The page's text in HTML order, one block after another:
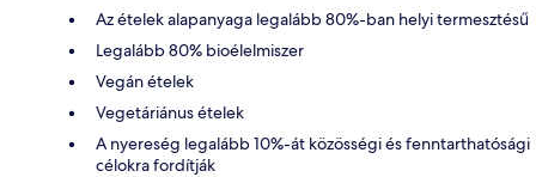
Az ételek alapanyaga legalább 80%-ban helyi termesztésű
Legalább 80% bioélelmiszer
Vegán ételek
Vegetáriánus ételek
A nyereség legalább 10%-át közösségi és fenntarthatósági
célokra fordítják